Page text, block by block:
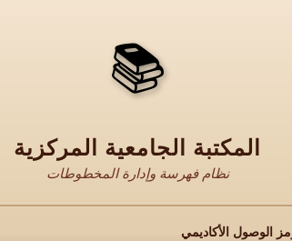
📚
المكتبة الجامعية المركزية
نظام فهرسة وإدارة المخطوطات
الوصول الأكاديمي